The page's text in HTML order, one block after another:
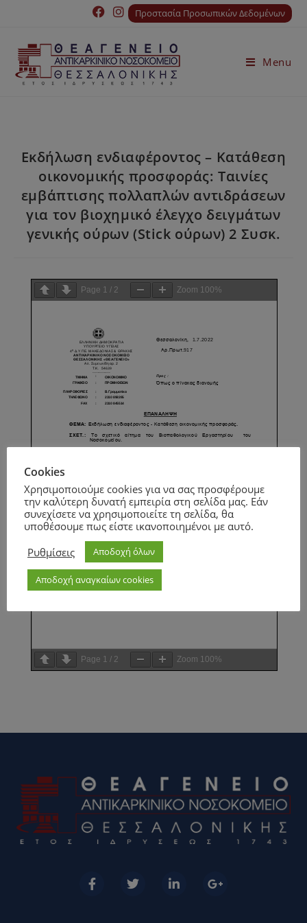
Προστασία Προσωπικών Δεδομένων
Menu
Εκδήλωση ενδιαφέροντος – Κατάθεση
οικονομικής προσφοράς: Ταινίες
εμβάπτισης πολλαπλών αντιδράσεων
για τον βιοχημικό έλεγχο δειγμάτων
γενικής ούρων (Stick ούρων) 2 Συσκ.
Page 1 / 2 Zoom 100%
Page 1 / 2 Zoom 100%
Cookies
Χρησιμοποιούμε cookies για να σας προσφέρουμε
την καλύτερη δυνατή εμπειρία στη σελίδα μας. Εάν
συνεχίσετε να χρησιμοποιείτε τη σελίδα, θα
υποθέσουμε πως είστε ικανοποιημένοι με αυτό.
Ρυθμίσεις
Αποδοχή όλων
Αποδοχή αναγκαίων cookies